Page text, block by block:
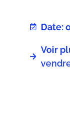
Date:
Voir